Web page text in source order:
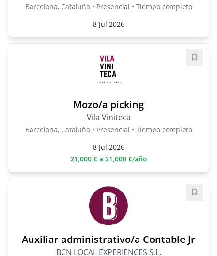
Barcelona, Cataluña • Presencial • Tiempo completo
8 Jul 2026
Mozo/a picking
Vila Viniteca
Barcelona, Cataluña • Presencial • Tiempo completo
8 Jul 2026
21,000 € a 21,000 €/año
Auxiliar administrativo/a Contable Jr
BCN LOCAL EXPERIENCES S.L.